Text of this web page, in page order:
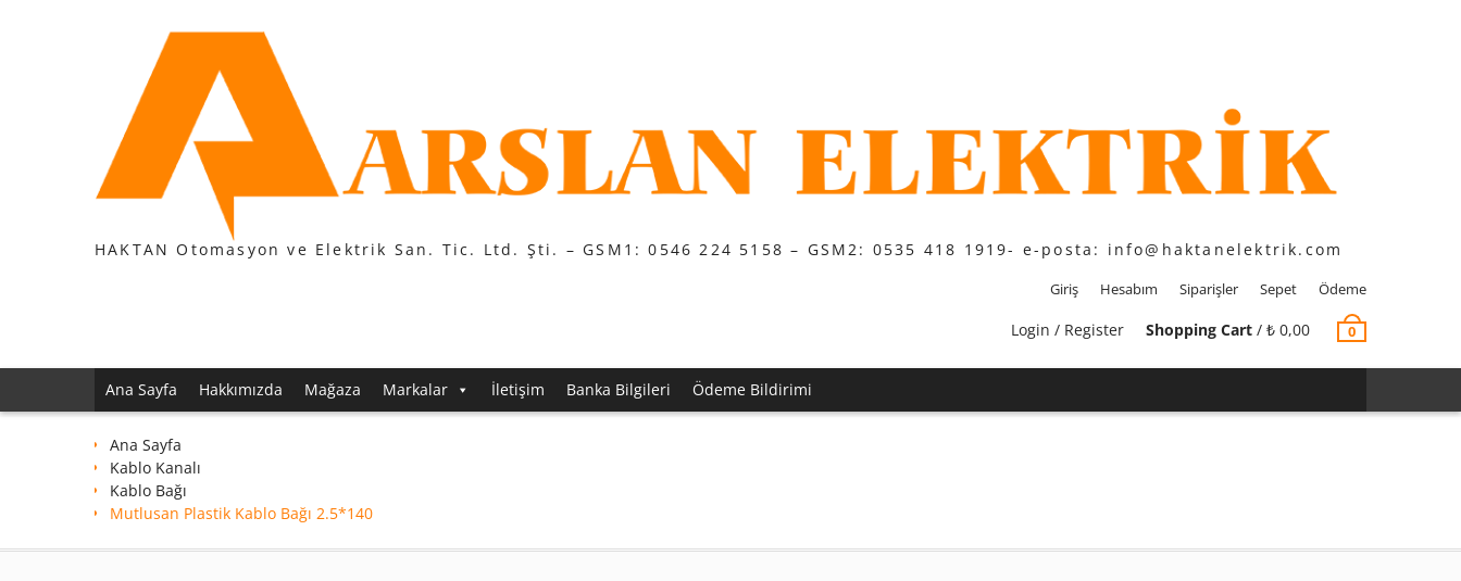
HAKTAN Otomasyon ve Elektrik San. Tic. Ltd. Şti. – GSM1: 0546 224 5158 – GSM2: 0535 418 1919- e-posta: info@haktanelektrik.com
Giriş Hesabım Siparişler Sepet Ödeme
Login / Register Shopping Cart / ₺ 0,00 0
Ana Sayfa Hakkımızda Mağaza Markalar İletişim Banka Bilgileri Ödeme Bildirimi
Ana Sayfa
Kablo Kanalı
Kablo Bağı
Mutlusan Plastik Kablo Bağı 2.5*140